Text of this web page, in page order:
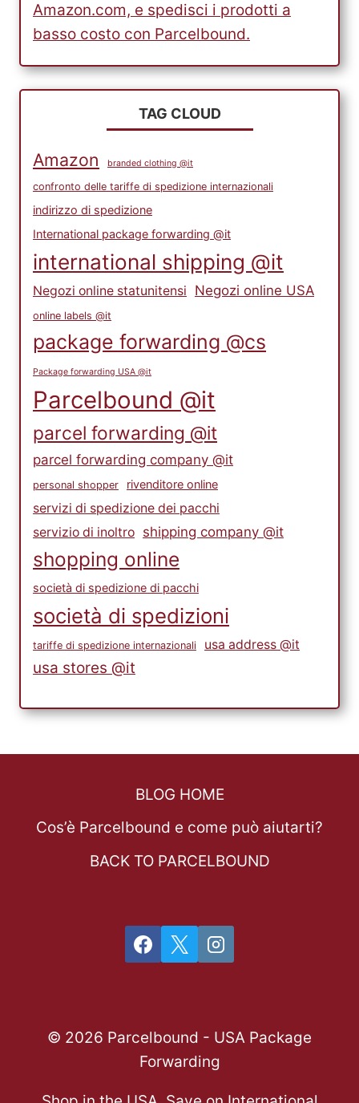
Amazon.com, e spedisci i prodotti a
basso costo con Parcelbound.
TAG CLOUD
Amazon branded clothing @it
confronto delle tariffe di spedizione internazionali
indirizzo di spedizione
International package forwarding @it
international shipping @it
Negozi online statunitensi Negozi online USA
online labels @it
package forwarding @cs
Package forwarding USA @it
Parcelbound @it
parcel forwarding @it
parcel forwarding company @it
personal shopper rivenditore online
servizi di spedizione dei pacchi
servizio di inoltro shipping company @it
shopping online
società di spedizione di pacchi
società di spedizioni
tariffe di spedizione internazionali usa address @it
usa stores @it
BLOG HOME
Cos’è Parcelbound e come può aiutarti?
BACK TO PARCELBOUND
© 2026 Parcelbound - USA Package
Forwarding